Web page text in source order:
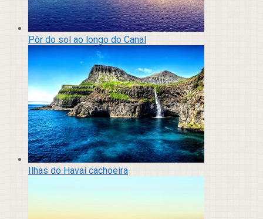
Pôr do sol ao longo do Canal
Ilhas do Havaí cachoeira